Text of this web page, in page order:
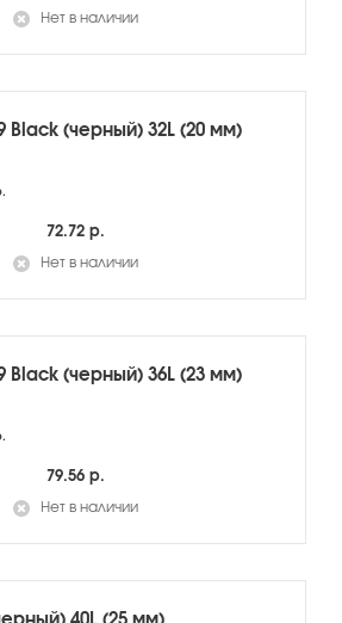
Нет в наличии
Black (черный) 32L (20 мм)
72.72 р.
Нет в наличии
Black (черный) 36L (23 мм)
79.56 р.
Нет в наличии